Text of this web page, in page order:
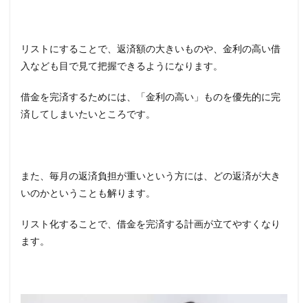
リストにすることで、返済額の大きいものや、金利の高い借
入なども目で見て把握できるようになります。
借金を完済するためには、「金利の高い」ものを優先的に完
済してしまいたいところです。
また、毎月の返済負担が重いという方には、どの返済が大き
いのかということも解ります。
リスト化することで、借金を完済する計画が立てやすくなり
ます。